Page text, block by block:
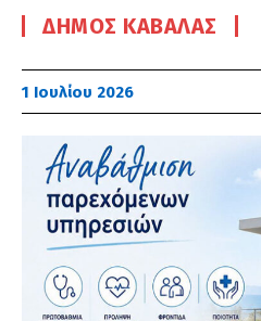
ΔΉΜΟΣ ΚΑΒΆΛΑΣ
1 Ιουλίου 2026